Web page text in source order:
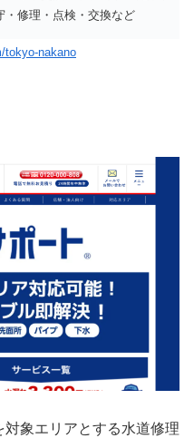
・修理・点検・交換など
tokyo-nakano
象エリアとする水道修理